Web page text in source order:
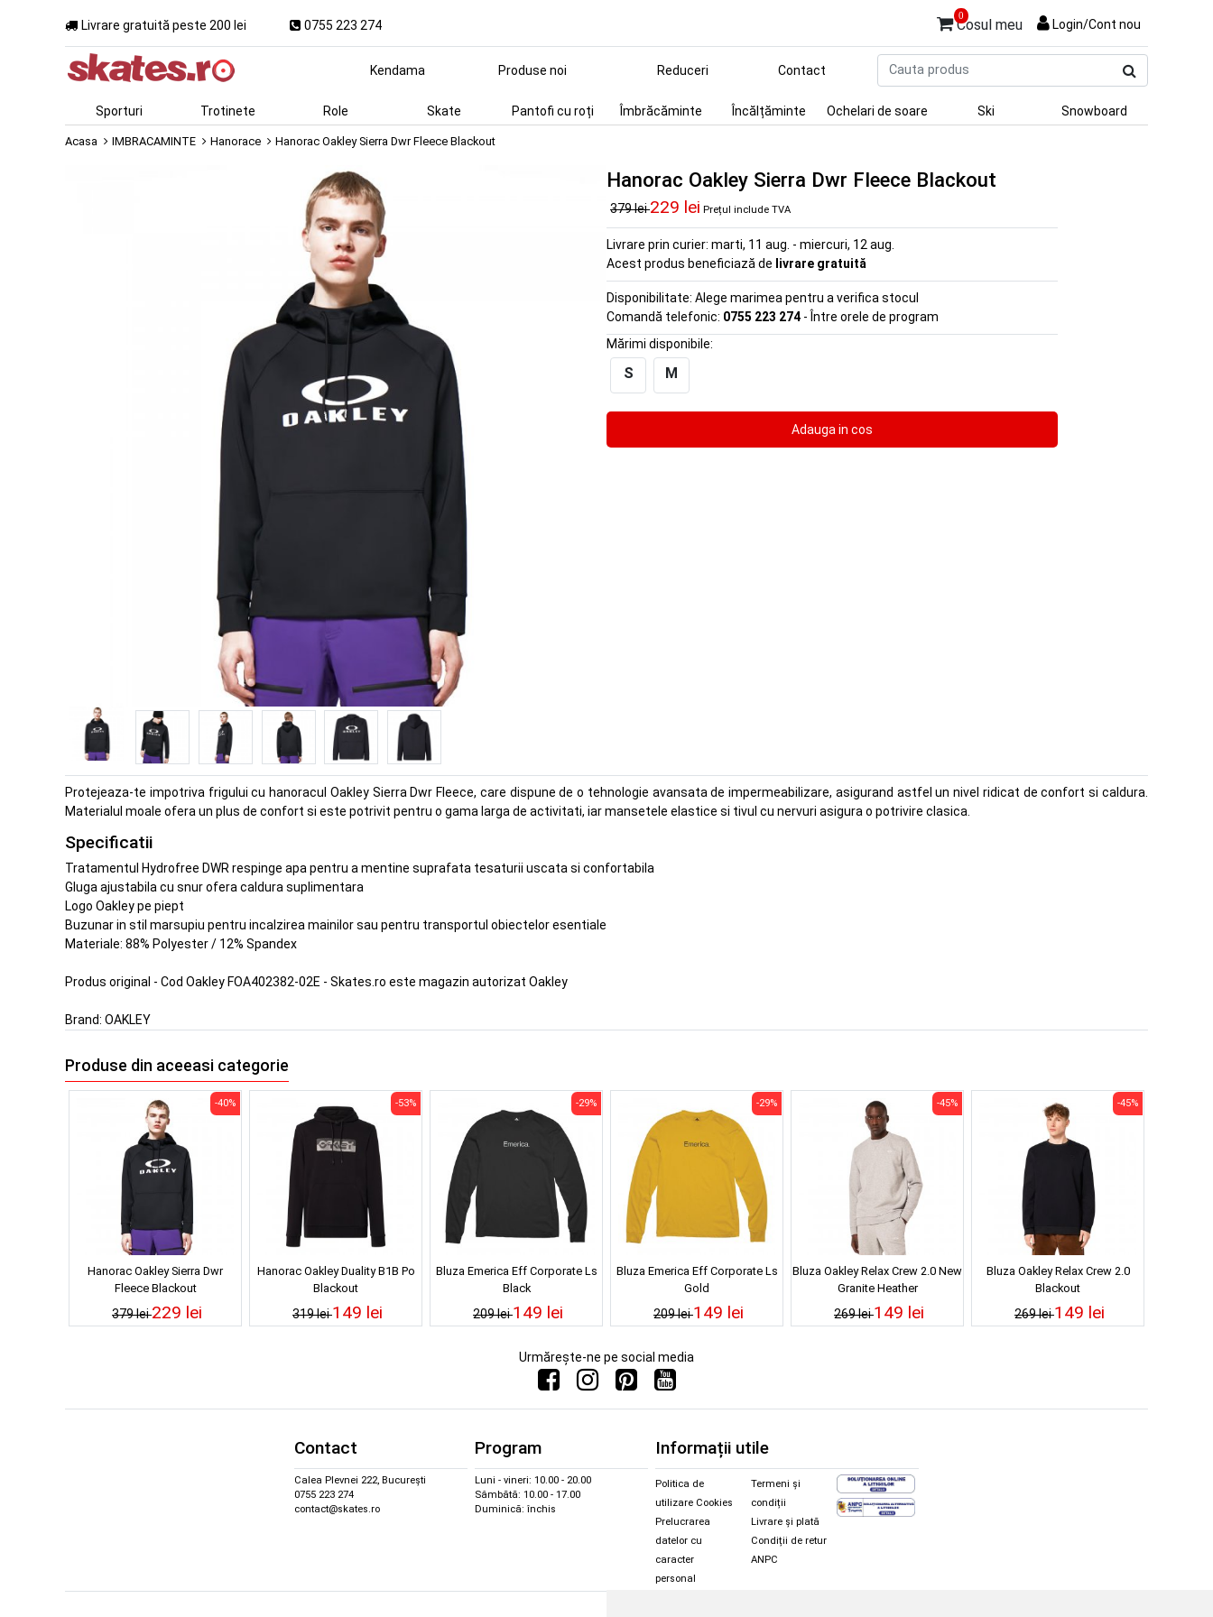
Livrare gratuită peste 200 lei 0755 223 274
0
Cosul meu Login/Cont nou
produs
Kendama Produse noi Reduceri Contact
Sporturi Trotinete Role Skate Pantofi cu roți Îmbrăcăminte Încălțăminte Ochelari de soare Ski Snowboard
Acasa IMBRACAMINTE Hanorace Hanorac Oakley Sierra Dwr Fleece Blackout
Hanorac Oakley Sierra Dwr Fleece Blackout
379 lei229 lei Prețul include TVA
Livrare prin curier: marti, 11 aug. - miercuri, 12 aug.
Acest produs beneficiază de livrare gratuită
Disponibilitate: Alege marimea pentru a verifica stocul
Comandă telefonic: 0755 223 274 - Între orele de program
Mărimi disponibile:
S M
Protejeaza-te impotriva frigului cu hanoracul Oakley Sierra Dwr Fleece, care dispune de o tehnologie avansata de impermeabilizare, asigurand astfel un nivel ridicat de confort si caldura.
Materialul moale ofera un plus de confort si este potrivit pentru o gama larga de activitati, iar mansetele elastice si tivul cu nervuri asigura o potrivire clasica.
Specificatii
Tratamentul Hydrofree DWR respinge apa pentru a mentine suprafata tesaturii uscata si confortabila
Gluga ajustabila cu snur ofera caldura suplimentara
Logo Oakley pe piept
Buzunar in stil marsupiu pentru incalzirea mainilor sau pentru transportul obiectelor esentiale
Materiale: 88% Polyester / 12% Spandex
Produs original - Cod Oakley FOA402382-02E - Skates.ro este magazin autorizat Oakley
Brand: OAKLEY
Produse din aceeasi categorie
Hanorac Oakley Sierra Dwr
Fleece Blackout
379 lei
-40%
229 lei
Hanorac Oakley Duality B1B Po
Blackout
319 lei
-53%
149 lei
Bluza Emerica Eff Corporate Ls
Black
209 lei
-29%
149 lei
Bluza Emerica Eff Corporate Ls
Gold
209 lei
-29%
149 lei
Bluza Oakley Relax Crew 2.0 New
Granite Heather
269 lei
-45%
149 lei
Bluza Oakley Relax Crew 2.0
Blackout
269 lei
-45%
149 lei
Urmărește-ne pe social media
Contact
Calea Plevnei 222, București
0755 223 274
contact@skates.ro
Program
Luni - vineri: 10.00 - 20.00
Sâmbătă: 10.00 - 17.00
Duminică: închis
Informații utile
Politica de
utilizare Cookies
Prelucrarea
datelor cu
caracter
personal
Termeni și
condiții
Livrare și plată
Condiții de retur
ANPC